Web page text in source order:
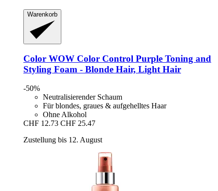
Warenkorb
Color WOW Color Control Purple Toning and
Styling Foam -​ Blonde Hair, Light Hair
-50%
Neutralisierender Schaum
Für blondes, graues & aufgehelltes Haar
Ohne Alkohol
CHF 12.73 CHF 25.47
Zustellung bis 12. August